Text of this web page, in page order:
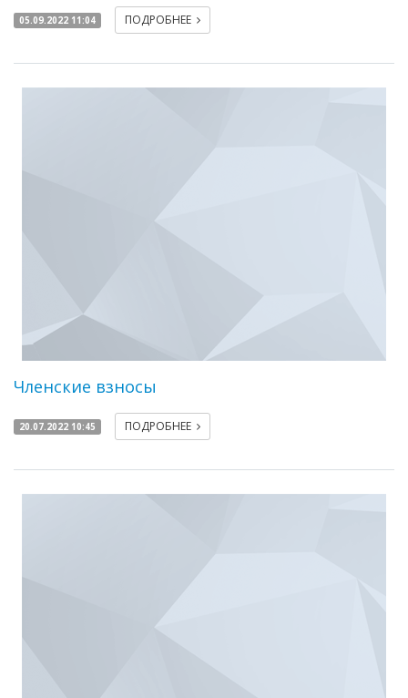
05.09.2022 11:04 ПОДРОБНЕЕ
Членские взносы
20.07.2022 10:45 ПОДРОБНЕЕ